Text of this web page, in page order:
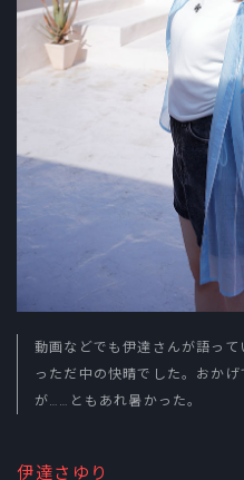
動画などでも伊達さんが語っ
っただ中の快晴でした。おか
が……ともあれ暑かった。
伊達さゆり